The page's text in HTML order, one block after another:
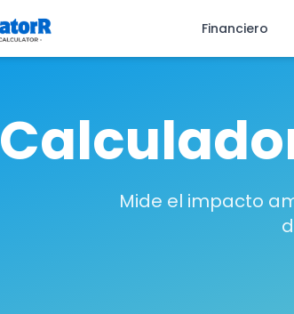
Financiero
Mide el impacto